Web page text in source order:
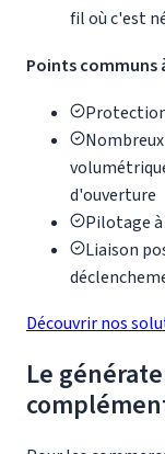
fil où c'est
Points communs
d'ouverture
Pilotage
Liaison
Découvrir nos
Le